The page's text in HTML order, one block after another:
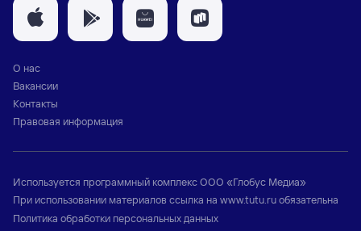
О нас
Вакансии
Контакты
Правовая информация
Используется программный комплексООО «Глобус Медиа»
При использовании материалов ссылка на www.tutu.ruобязательна
Политика обработки персональных данных